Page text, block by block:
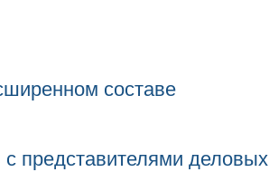
составе
представителями деловых